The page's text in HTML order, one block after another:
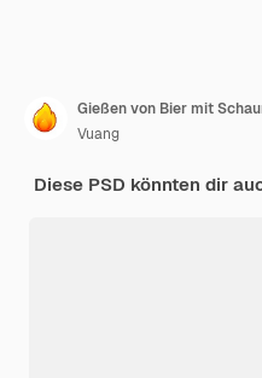
Gießen von Bier mit
Vuang
Diese PSD könnten dir